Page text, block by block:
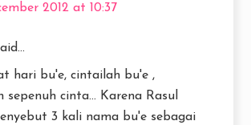
2012 at 10:37
hari bu'e, cintailah bu'e ,
sepenuh cinta… Karena Rasul
3 kali nama bu'e sebagai